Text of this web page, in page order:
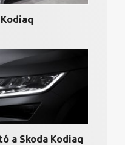
a Skoda Kodiaq